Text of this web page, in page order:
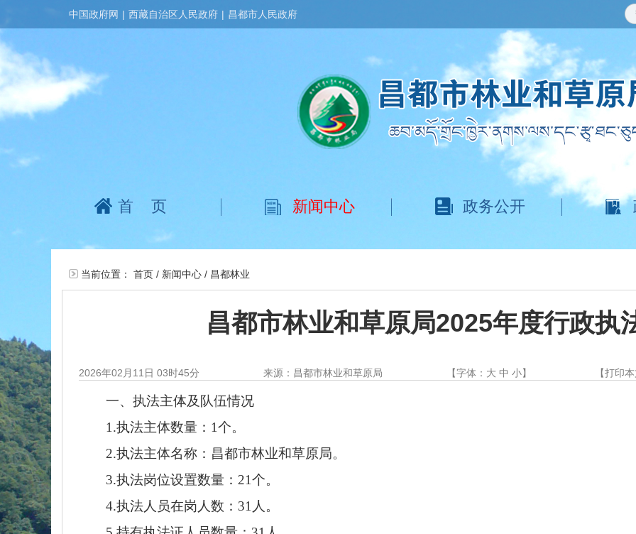
中国政府网 | 西藏自治区人民政府 | 昌都市人民政府
首页 新闻中心 政务公开
当前位置： 首页 / 新闻中心 / 昌都林业
昌都市林业和草原局2025年度行政执
2026年02月11日 03时45分 来源：昌都市林业和草原局 【字体： 大 中 小】 【打印
一、执法主体及队伍情况
1.执法主体数量：1个。
2.执法主体名称：昌都市林业和草原局。
3.执法岗位设置数量： 21个。
4.执法人员在岗人数： 31 人。